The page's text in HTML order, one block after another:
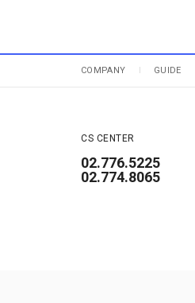
COMPANY GUIDE
CS CENTER
02.776.5225
02.774.8065